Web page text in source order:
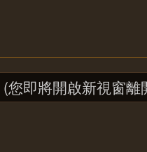
(您即將開啟新視窗離